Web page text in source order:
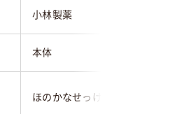
小林製薬
本体
ほのかなせっけん